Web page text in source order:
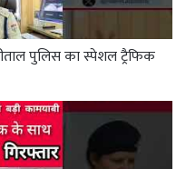
पुलिस का स्पेशल ट्रैफिक